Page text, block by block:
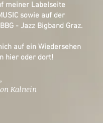
meiner Labelseite
sowie auf der
- Jazz Bigband Graz.
auf ein Wiedersehen
hier oder dort!
Kalnein